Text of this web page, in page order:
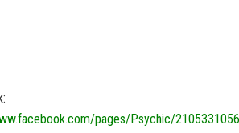
pages/Psychic/